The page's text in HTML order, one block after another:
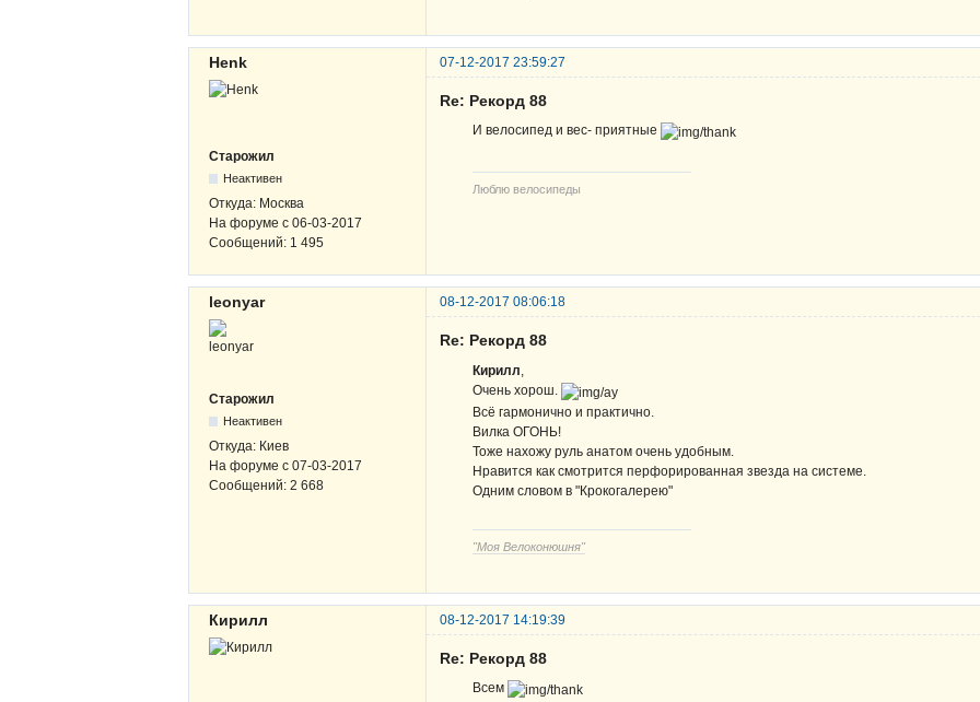
Henk 07-12-2017 23:59:27
Старожил
Неактивен
Откуда: Москва
На форуме с 06-03-2017
Сообщений: 1 495
Re: Рекорд 88
И велосипед и вес- приятные
Люблю велосипеды
leonyar 08-12-2017 08:06:18
Старожил
Неактивен
Откуда: Киев
На форуме с 07-03-2017
Сообщений: 2 668
Re: Рекорд 88
Кирилл
Очень хорош.
Всё гармонично и практично.
Вилка ОГОНЬ!
Тоже нахожу руль анатом очень удобным.
Нравится как смотрится перфорированная звезда на системе.
Одним словом в "Крокогалерею"
"Моя Велоконюшня"
Кирилл 08-12-2017 14:19:39
Re: Рекорд 88
Всем